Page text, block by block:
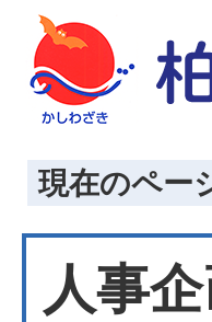
現在のペー
人事